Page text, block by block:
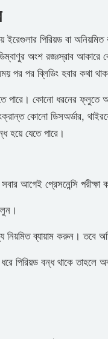
পিরিয়ড বা
অংশ রজঃস্রাব
পর পর ব্লিডিং হবার কথা
পারে। কোনো ধরনের
কোনো ডিসঅর্ডার,
হয়ে যেতে পারে।
আগেই প্রেসনেন্সি পরীক্ষা
ব্যায়াম করুন। তবে
পিরিয়ড বন্ধ থাকে তাহলে